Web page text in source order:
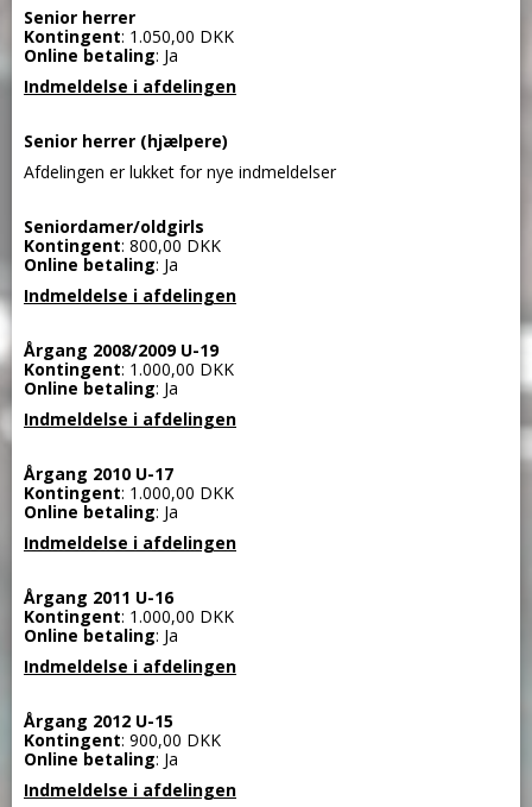
Senior herrer
Kontingent: 1.050,00 DKK
Online betaling: Ja
Indmeldelse i afdelingen
Senior herrer (hjælpere)
Afdelingen er lukket for nye indmeldelser
Seniordamer/oldgirls
Kontingent: 800,00 DKK
Online betaling: Ja
Indmeldelse i afdelingen
Årgang 2008/2009 U-19
Kontingent: 1.000,00 DKK
Online betaling: Ja
Indmeldelse i afdelingen
Årgang 2010 U-17
Kontingent: 1.000,00 DKK
Online betaling: Ja
Indmeldelse i afdelingen
Årgang 2011 U-16
Kontingent: 1.000,00 DKK
Online betaling: Ja
Indmeldelse i afdelingen
Årgang 2012 U-15
Kontingent: 900,00 DKK
Online betaling: Ja
Indmeldelse i afdelingen